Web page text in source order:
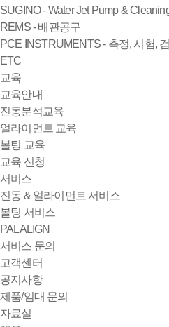
SUGINO - Water Jet Pump &
REMS - 배관공구
PCE INSTRUMENTS - 측정, 시험,
ETC
교육
교육안내
진동분석교육
얼라이먼트 교육
볼팅 교육
교육 신청
서비스
진동 & 얼라이먼트 서비스
볼팅 서비스
PALALIGN
서비스 문의
고객센터
공지사항
제품/임대 문의
자료실